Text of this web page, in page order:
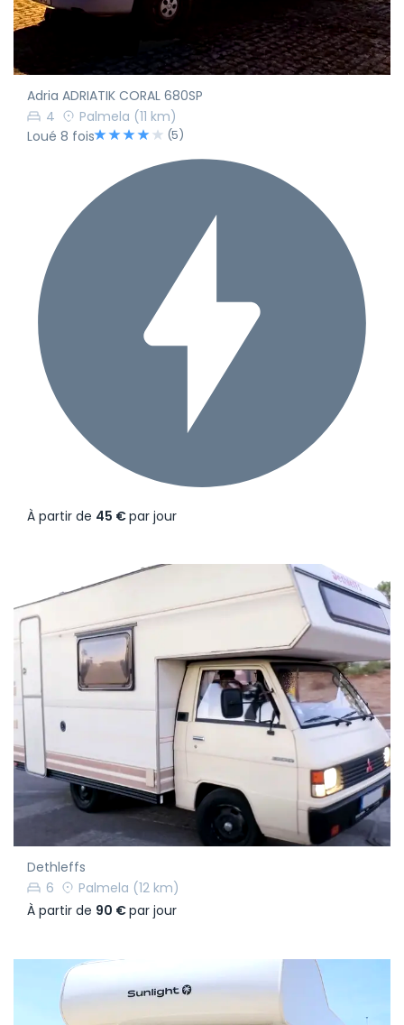
Adria ADRIATIK CORAL 680SP
4
Palmela (11 km)
Loué 8 fois
(5)
À partir de 45 €par jour
Dethleffs
6
Palmela (12 km)
À partir de 90 €par jour